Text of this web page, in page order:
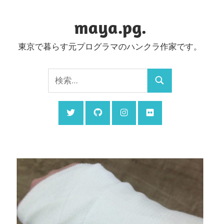
ン
maya.pg.
東京で暮らす元プログラマのハンクラ作家です。
索:
検
索